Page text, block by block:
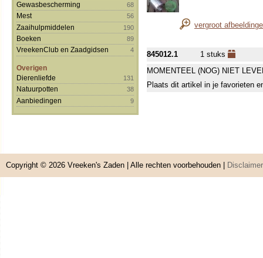
Gewasbescherming 68
Mest 56
Zaaihulpmiddelen 190
Boeken 89
VreekenClub en Zaadgidsen 4
Overigen
Dierenliefde
131
Natuurpotten 38
Aanbiedingen 9
vergroot
845012.1
1 stuks
MOMENTEEL (NOG) NIET
Plaats dit artikel in je favorieten
Copyright © 2026 Vreeken's Zaden | Alle rechten voorbehouden | Disclaimer